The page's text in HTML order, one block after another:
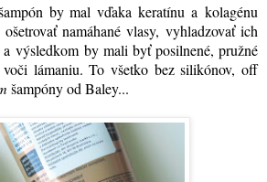
by mal vďaka keratínu a kolagénu
namáhané vlasy, vyhladzovať ich
výsledkom by mali byť posilnené, pružné
lámaniu. To všetko bez silikónov, off
šampóny od Baley...